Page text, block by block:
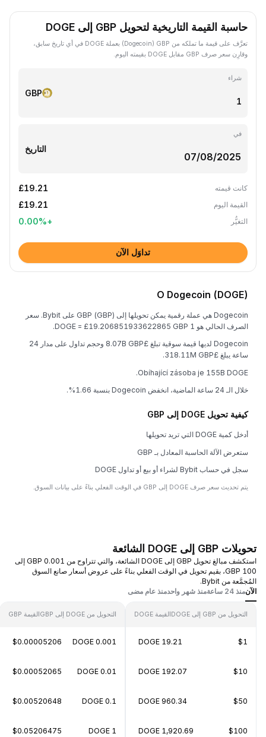
حاسبة القيمة التاريخية لتحويل GBP إلى DOGE
تعرَّف على قيمة ما تملكه من GBP ‏(Dogecoin) بعملة DOGE في أي تاريخ سابق،
وقارِن سعر صرف GBP مقابل DOGE بقيمته اليوم.
شراء
GBP
في
التاريخ
كانت قيمته £19.21
القيمة اليوم £19.21
التغيُّر +
0.00%
تداوَل الآن
O Dogecoin (DOGE)
Dogecoin هي عملة رقمية يمكن تحويلها إلى GBP (GBP) على Bybit. سعر
الصرف الحالي هو 1 DOGE = £19.206851933622865 GBP.
Dogecoin لديها قيمة سوقية تبلغ £8.07B GBP وحجم تداول على مدار 24
ساعة يبلغ £318.11M GBP.
Obíhající zásoba je 155B DOGE.
خلال الـ 24 ساعة الماضية، انخفض Dogecoin بنسبة 1.66%.
كيفية تحويل DOGE إلى GBP
أدخل كمية DOGE التي تريد تحويلها
ستعرض الآلة الحاسبة المعادل بـ GBP
سجل في حساب Bybit لشراء أو بيع أو تداول DOGE
يتم تحديث سعر صرف DOGE إلى GBP في الوقت الفعلي بناءً على بيانات السوق.
تحويلات GBP إلى DOGE الشائعة
استكشف مبالغ تحويل GBP إلى DOGE الشائعة، والتي تتراوح من 0.001 GBP إلى
100 GBP، بقيم تحويل في الوقت الفعلي بناءً على عروض أسعار صانع السوق
المُجمَّعة من Bybit.
الآنمنذ 24 ساعة منذ شهر واحدمنذ عام مضى
التحويل من GBP إلى DOGE القيمة DOGE
$1
19.21 DOGE
$10
192.07 DOGE
$50
960.34 DOGE
$100
1,920.69 DOGE
التحويل من DOGE إلى GBP القيمة GBP
0.001 DOGE
$0.00005206
0.01 DOGE
$0.00052065
0.1 DOGE
$0.00520648
1 DOGE
$0.05206475